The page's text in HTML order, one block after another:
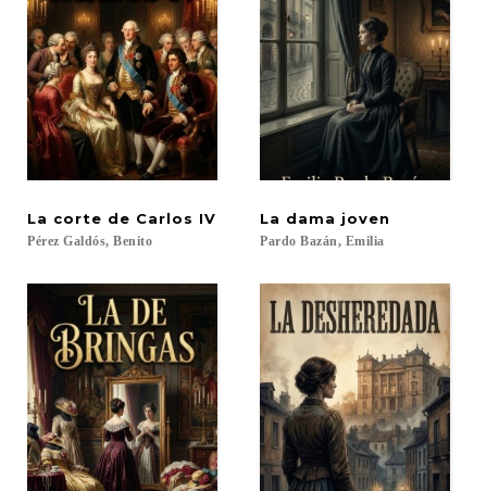
La corte de Carlos IV
Pérez Galdós, Benito
La dama joven
Pardo Bazán, Emilia